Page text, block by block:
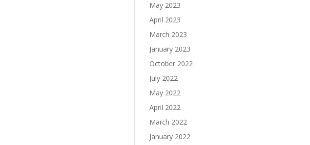
May 2023
April 2023
March 2023
January 2023
October 2022
July 2022
May 2022
April 2022
March 2022
January 2022